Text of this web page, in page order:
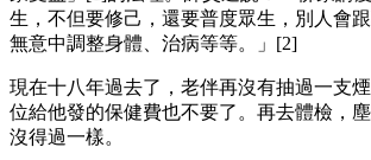
生，不但要修己，還要普度眾生，別人會
無意中調整身體、治病等等。」[2]
現在十八年過去了，老伴再沒有抽過一支
位給他發的保健費也不要了。再去體檢，
沒得過一樣。